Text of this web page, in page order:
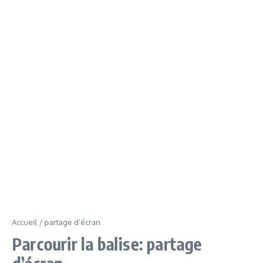
Accueil / partage d’écran
Parcourir la balise: partage